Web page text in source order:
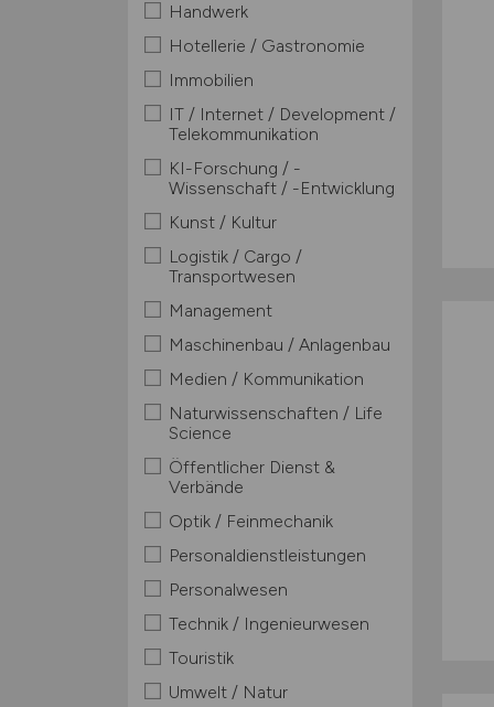
Handwerk
Hotellerie / Gastronomie
Immobilien
IT / Internet / Development /
Telekommunikation
KI-Forschung / -
Wissenschaft / -Entwicklung
Kunst / Kultur
Logistik / Cargo /
Transportwesen
Management
Maschinenbau / Anlagenbau
Medien / Kommunikation
Naturwissenschaften / Life
Science
Öffentlicher Dienst &
Verbände
Optik / Feinmechanik
Personaldienstleistungen
Personalwesen
Technik / Ingenieurwesen
Touristik
Umwelt / Natur